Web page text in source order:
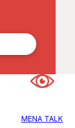
MENA TALK